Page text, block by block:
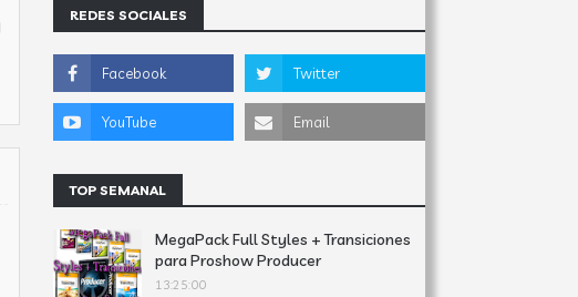
REDES SOCIALES
TOP SEMANAL
MegaPack Full Styles + Transiciones
para Proshow Producer
13:25:00